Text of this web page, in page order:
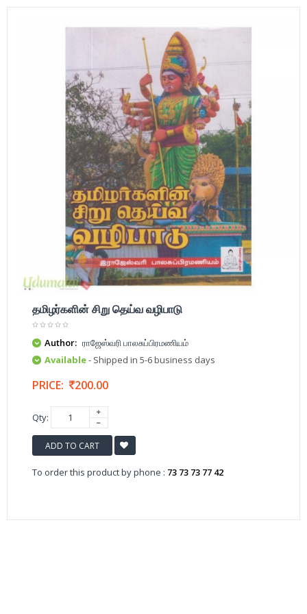
தமிழர்களின் சிறு தெய்வ வழிபாடு
Author: ராஜேஸ்வரி பாலசுப்பிரமணியம்
Available- Shipped in 5-6 business days
PRICE: 200.00
Qty:
ADD TO CART
To order this product by phone : 73 73 73 77 42